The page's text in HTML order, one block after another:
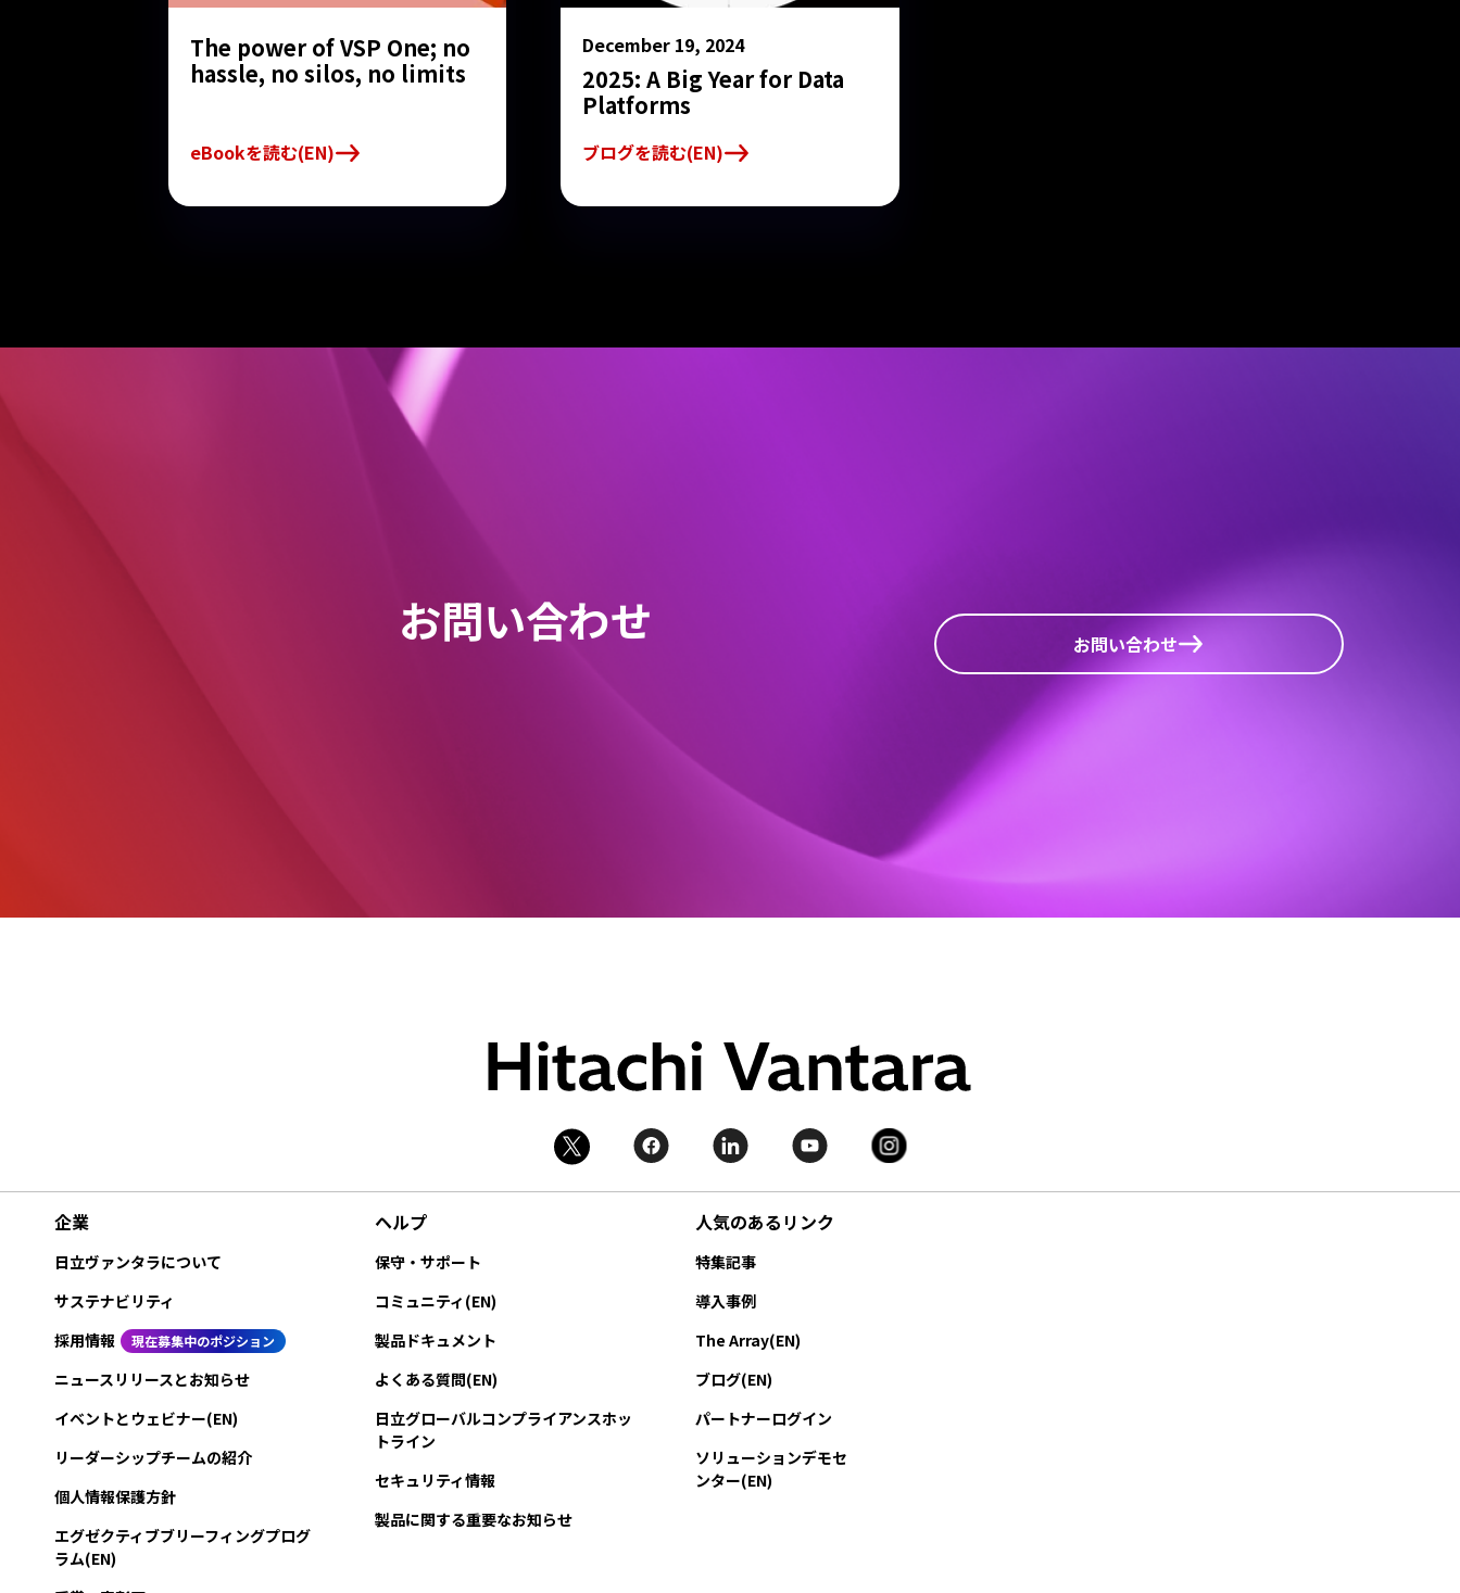
The power of VSP One; no
hassle, no silos, no limits
eBookを読む(EN)
December 19, 2024
2025: A Big Year for Data
Platforms
ブログを読む(EN)
お問い合わせ お問い合わせ
企業
日立ヴァンタラについて
サステナビリティ
採用情報
現在募集中のポジション
ニュースリリースとお知らせ
イベントとウェビナー(EN)
リーダーシップチームの紹介
個人情報保護方針
エグゼクティブブリーフィングプログ
ラム(EN)
ヘルプ
保守・サポート
コミュニティ(EN)
製品ドキュメント
よくある質問(EN)
日立グローバルコンプライアンスホッ
トライン
セキュリティ情報
製品に関する重要なお知らせ
人気のあるリンク
特集記事
導入事例
The Array(EN)
ブログ(EN)
パートナーログイン
ソリューションデモセ
ンター(EN)